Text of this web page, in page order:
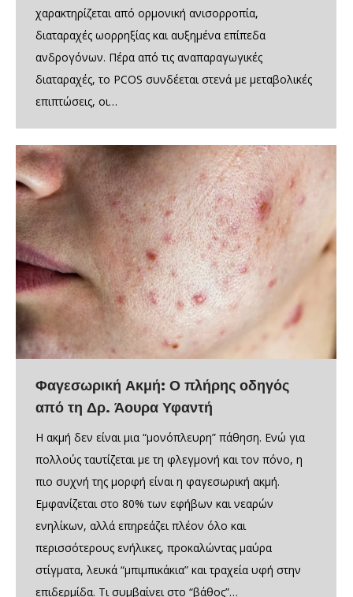
χαρακτηρίζεται από ορμονική ανισορροπία,
διαταραχές ωορρηξίας και αυξημένα επίπεδα
ανδρογόνων. Πέρα από τις αναπαραγωγικές
διαταραχές, το PCOS συνδέεται στενά με μεταβολικές
επιπτώσεις, οι…
Φαγεσωρική Ακμή: Ο πλήρης οδηγός
από τη Δρ. Άουρα Υφαντή
Η ακμή δεν είναι μια “μονόπλευρη” πάθηση. Ενώ για
πολλούς ταυτίζεται με τη φλεγμονή και τον πόνο, η
πιο συχνή της μορφή είναι η φαγεσωρική ακμή.
Εμφανίζεται στο 80% των εφήβων και νεαρών
ενηλίκων, αλλά επηρεάζει πλέον όλο και
περισσότερους ενήλικες, προκαλώντας μαύρα
στίγματα, λευκά “μπιμπικάκια” και τραχεία υφή στην
επιδερμίδα. Τι συμβαίνει στο “βάθος”…